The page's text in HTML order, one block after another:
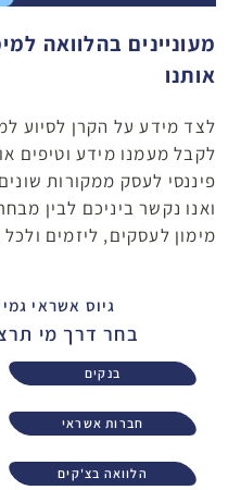
מעוניינים בהלוואה
אותנו
לצד מידע על הקרן לסיוע
לקבל מעמנו מידע וטיפים
פיננסי לעסק ממקורות
ואנו נקשר ביניכם לבין
מימון לעסקים, ליזמים
גיוס אשראי
בחר דרך מי
בנקים
חברות אשראי
הלוואה בצ'קים